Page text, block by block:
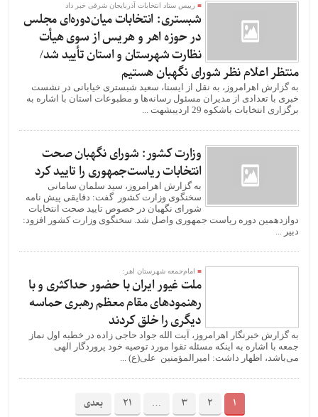
رییس ستاد انتخابات آذربایجان شرقی خبر داد
شبستری: انتخابات میان‌دوره‌ای مجلس
در حوزه اهر و هریس از سوی هیأت
نظارت شهرستان و استان تأیید شد/
منتظر اعلام نظر شورای نگهبان هستیم
به گزارش اهرامروز، به نقل از ایسنا، سعید شبستری خیابانی در نشست
خبری با تعدادی از مدیران مسئول رسانه‌ها و مطبوعات استان با اشاره به
برگزاری انتخابات باشکوه 29 اردیبشهت ...
وزارت کشور: شورای نگهبان صحت
انتخابات ریاست‌جمهوری را تایید کرد
به گزارش اهرامروز، سید سلمان سامانی
سخنگوی وزارت کشور گفت: دقایقی پیش نامه
شورای نگهبان در خصوص تایید صحت انتخابات
دوازدهمین دوره ریاست جمهوری واصل شد. سخنگوی وزارت کشور افزود:
دبیر ...
امام‌جمعه شهرستان اهر:
ملت غیور ایران با حضور حداکثری و با
رهنمودهای مقام معظم رهبری حماسه
دیگری را خلق کردند
به گزارش خبرنگار اهرامروز، آیت الله جواد حاجی زاده در خطبه اول نماز
جمعه با اشاره به اینکه مسئله تقوا مورد توصیه خود پروردگار الهی
می‌باشد، اظهار داشت: امیرالمؤمنین علی(ع) ...
1
2
3
…
21 بعدی